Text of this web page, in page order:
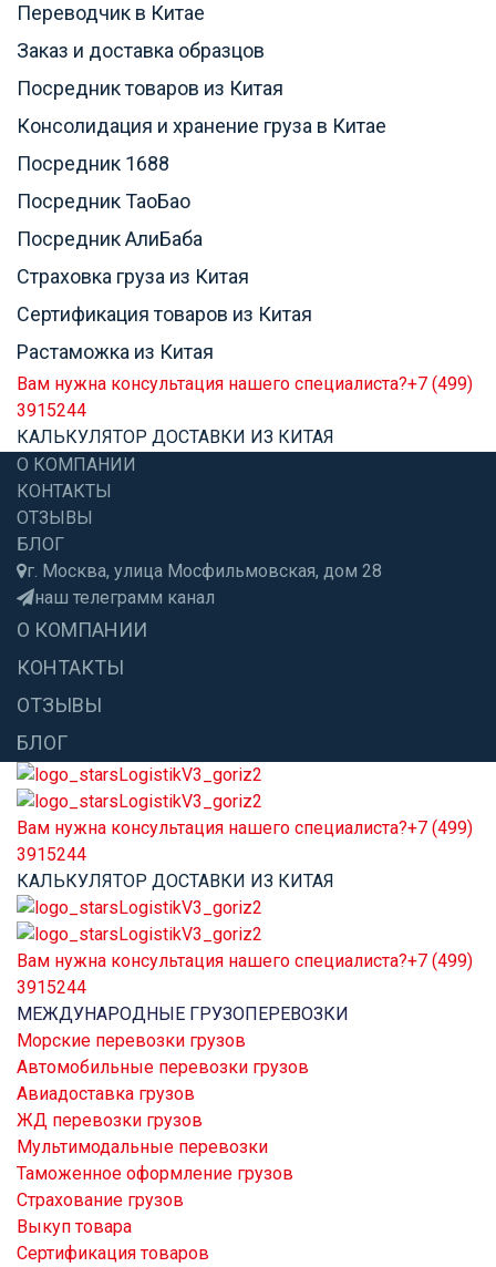
Переводчик в Китае
Заказ и доставка образцов
Посредник товаров из Китая
Консолидация и хранение груза в Китае
Посредник 1688
Посредник ТаоБао
Посредник АлиБаба
Страховка груза из Китая
Сертификация товаров из Китая
Растаможка из Китая
Вам нужна консультация нашего специалиста?+7 (499)
3915244
КАЛЬКУЛЯТОР ДОСТАВКИ ИЗ КИТАЯ
О КОМПАНИИ
КОНТАКТЫ
ОТЗЫВЫ
БЛОГ
г. Москва, улица Мосфильмовская, дом 28
наш телеграмм канал
О КОМПАНИИ
КОНТАКТЫ
ОТЗЫВЫ
БЛОГ
Вам нужна консультация нашего специалиста?+7 (499)
3915244
КАЛЬКУЛЯТОР ДОСТАВКИ ИЗ КИТАЯ
Вам нужна консультация нашего специалиста?+7 (499)
3915244
МЕЖДУНАРОДНЫЕ ГРУЗОПЕРЕВОЗКИ
Морские перевозки грузов
Автомобильные перевозки грузов
Авиадоставка грузов
ЖД перевозки грузов
Мультимодальные перевозки
Таможенное оформление грузов
Страхование грузов
Выкуп товара
Сертификация товаров